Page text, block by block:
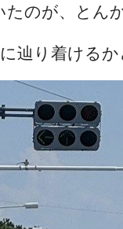
のが、とん
り着ける